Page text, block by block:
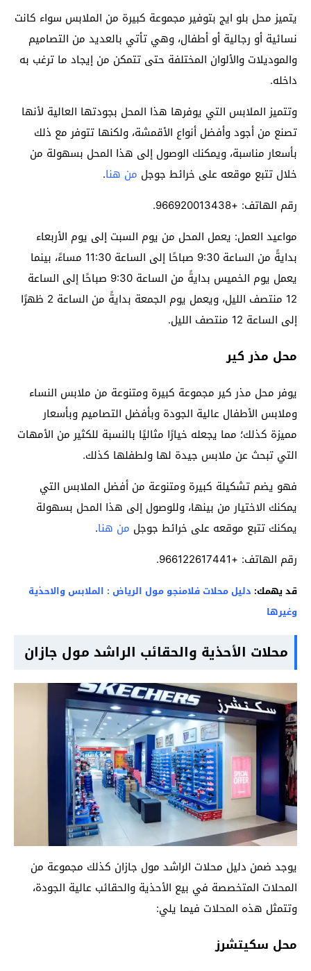
يتميز محل بلو ايج بتوفير مجموعة كبيرة من الملابس سواء كانت
نسائية أو رجالية أو أطفال، وهي تأتي بالعديد من التصاميم
والموديلات والألوان المختلفة حتى تتمكن من إيجاد ما ترغب به
داخله.
وتتميز الملابس التي يوفرها هذا المحل بجودتها العالية لأنها
تصنع من أجود وأفضل أنواع الأقمشة، ولكنها تتوفر مع ذلك
بأسعار مناسبة، ويمكنك الوصول إلى هذا المحل بسهولة من
خلال تتبع موقعه على خرائط جوجل من هنا.
رقم الهاتف: +966920013438.
مواعيد العمل: يعمل المحل من يوم السبت إلى يوم الأربعاء
بدايةً من الساعة 9:30 صباحًا إلى الساعة 11:30 مساءً، بينما
يعمل يوم الخميس بدايةً من الساعة 9:30 صباحًا إلى الساعة
12 منتصف الليل، ويعمل يوم الجمعة بدايةً من الساعة 2 ظهرًا
إلى الساعة 12 منتصف الليل.
محل مذر كير
يوفر محل مذر كير مجموعة كبيرة ومتنوعة من ملابس النساء
وملابس الأطفال عالية الجودة وبأفضل التصاميم وبأسعار
مميزة كذلك؛ مما يجعله خيارًا مثاليًا بالنسبة للكثير من الأمهات
التي تبحث عن ملابس جيدة لها ولطفلها كذلك.
فهو يضم تشكيلة كبيرة ومتنوعة من أفضل الملابس التي
يمكنك الاختيار من بينها، وللوصول إلى هذا المحل بسهولة
يمكنك تتبع موقعه على خرائط جوجل من هنا.
رقم الهاتف: +966122617441.
قد يهمك: دليل محلات فلامنجو مول الرياض : الملابس والاحذية
وغيرها
محلات الأحذية والحقائب الراشد مول جازان
يوجد ضمن دليل محلات الراشد مول جازان كذلك مجموعة من
المحلات المتخصصة في بيع الأحذية والحقائب عالية الجودة،
وتتمثل هذه المحلات فيما يلي:
محل سكيتشرز